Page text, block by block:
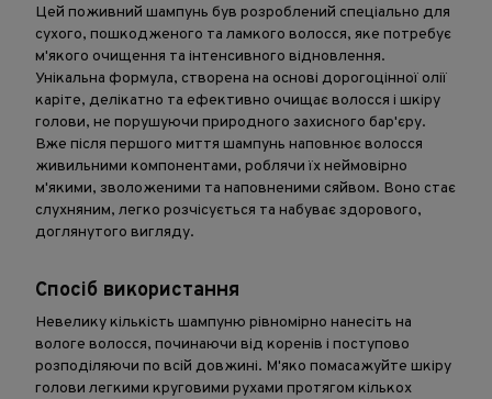
Цей поживний шампунь був розроблений спеціально для
сухого, пошкодженого та ламкого волосся, яке потребує
м'якого очищення та інтенсивного відновлення.
Унікальна формула, створена на основі дорогоцінної олії
каріте, делікатно та ефективно очищає волосся і шкіру
голови, не порушуючи природного захисного бар'єру.
Вже після першого миття шампунь наповнює волосся
живильними компонентами, роблячи їх неймовірно
м'якими, зволоженими та наповненими сяйвом. Воно стає
слухняним, легко розчісується та набуває здорового,
доглянутого вигляду.
Спосіб використання
Невелику кількість шампуню рівномірно нанесіть на
вологе волосся, починаючи від коренів і поступово
розподіляючи по всій довжині. М'яко помасажуйте шкіру
голови легкими круговими рухами протягом кількох